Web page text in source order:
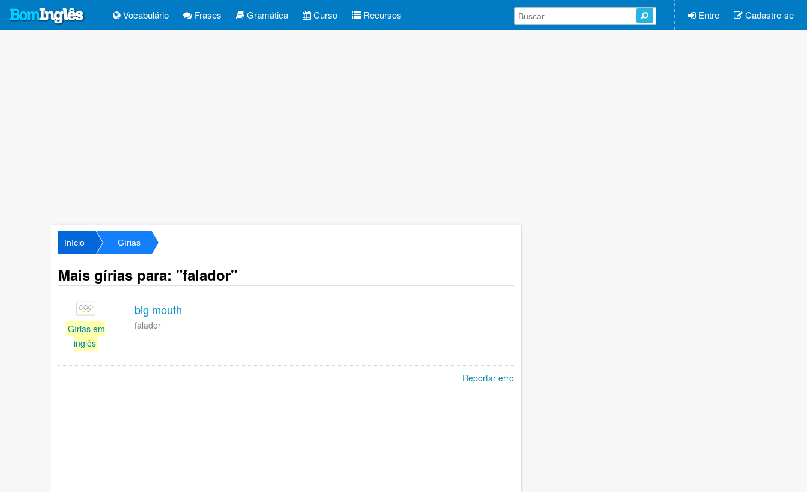
Vocabulário Frases Gramática Curso Recursos Entre Cadastre-se
Início Gírias
Mais gírias para: "falador"
Gírias em
inglês
big mouth
falador
Reportar erro